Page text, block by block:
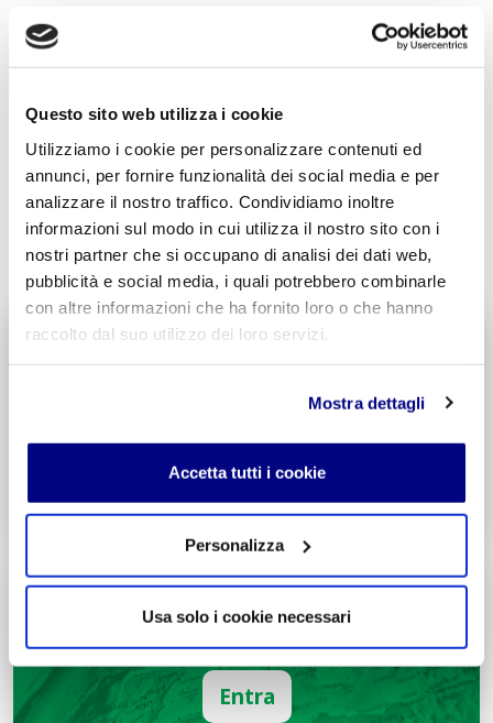
Questo sito web utilizza i cookie
Utilizziamo i cookie per personalizzare contenuti ed
annunci, per fornire funzionalità dei social media e per
analizzare il nostro traffico. Condividiamo inoltre
informazioni sul modo in cui utilizza il nostro sito con i
nostri partner che si occupano di analisi dei dati web,
pubblicità e social media, i quali potrebbero combinarle
con altre informazioni che ha fornito loro o che hanno
raccolto dal suo utilizzo dei loro servizi.
Mostra dettagli
Accetta tutti i cookie
Personalizza
Usa solo i cookie necessari
Acconsento al trattamento dei dati personali.*
INVIA COMMENTO
Liceo delle Scienze Umane
Economico Sociale
Integr. Psicologia & Sociologia
Potenziamento madrelingua Inglese
Decreto di Parità Scolastica N. 2684
Codice Meccanografico: MIPMRI500E
Tecnico Economico
Turismo
Potenziamento madrelingua Inglese
Entra